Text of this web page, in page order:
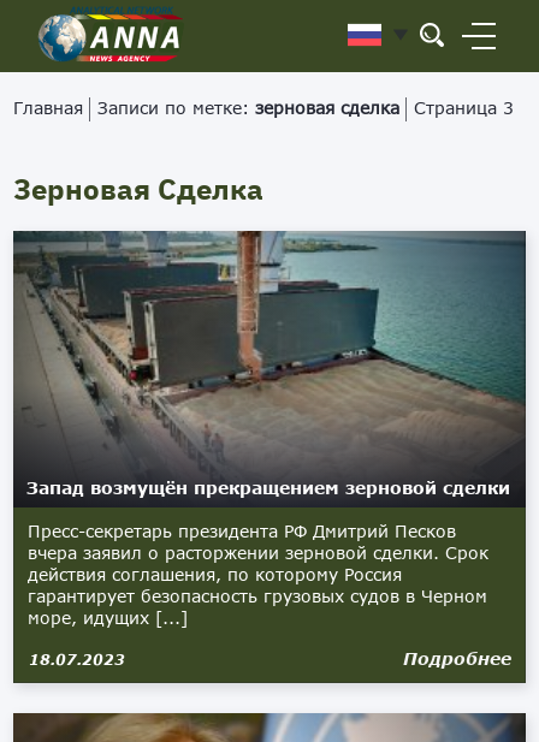
Главная Записи по метке:зерновая сделка Страница 3
Зерновая Сделка
Запад возмущён прекращением зерновой сделки
Пресс-секретарь президента РФ Дмитрий Песков
вчера заявил о расторжении зерновой сделки. Срок
действия соглашения, по которому Россия
гарантирует безопасность грузовых судов в Черном
море, идущих [...]
18.07.2023 Подробнее